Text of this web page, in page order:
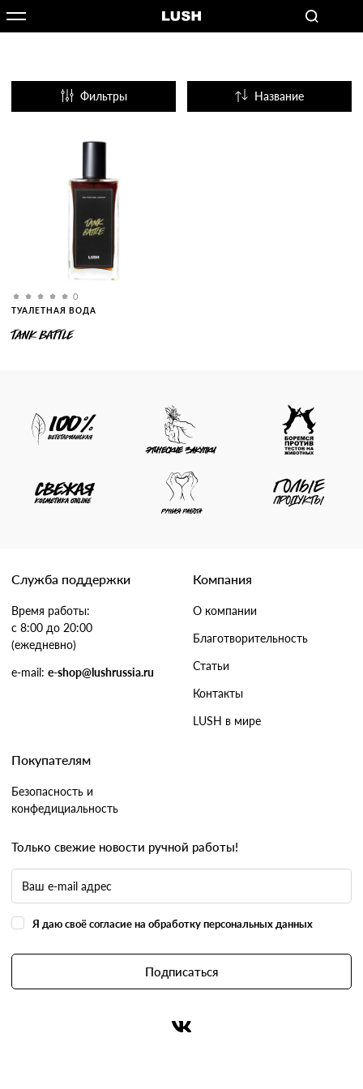
Фильтры Название
0
ТУАЛЕТНАЯ ВОДА
TANK BATTLE
Служба поддержки
Время работы:
с 8:00 до 20:00
(ежедневно)
e-mail: e-shop@lushrussia.ru
Компания
О компании
Благотворительность
Статьи
Контакты
LUSH в мире
Покупателям
Безопасность и
конфедициальность
Только свежие новости ручной работы!
Я даю своё согласие на обработку персональных данных
Подписаться